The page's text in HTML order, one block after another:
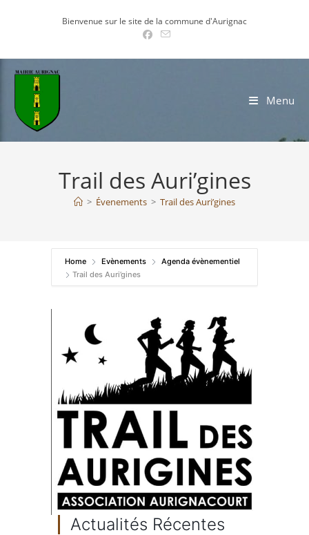
Bienvenue sur le site de la commune d'Aurignac
Menu
Trail des Auri’gines
> Évenements > Trail des Auri’gines
Home Evènements
Agenda évènementiel
Trail des Auri’gines
Actualités Récentes